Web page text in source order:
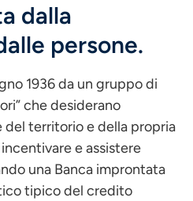
dalla
persone.
1936 da un gruppo di
che desiderano
del territorio e della propria
e assistere
una Banca improntata
tipico del credito